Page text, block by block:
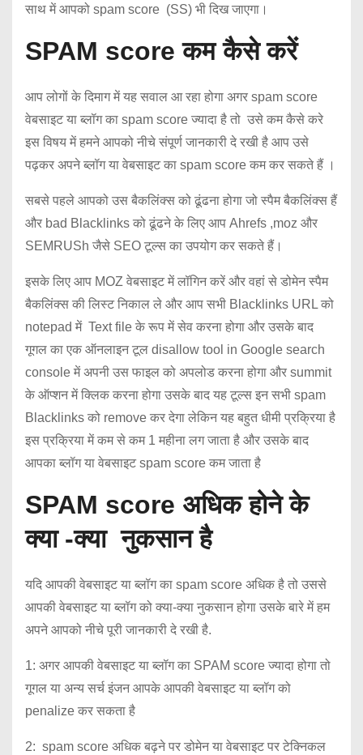
साथ में आपको spam score (SS) भी दिख जाएगा।
SPAM score कम कैसे करें
आप लोगों के दिमाग में यह सवाल आ रहा होगा अगर spam score
वेबसाइट या ब्लॉग का spam score ज्यादा है तो उसे कम कैसे करे
इस विषय में हमने आपको नीचे संपूर्ण जानकारी दे रखी है आप उसे
पढ़कर अपने ब्लॉग या वेबसाइट का spam score कम कर सकते हैं ।
सबसे पहले आपको उस बैकलिंक्स को ढूंढना होगा जो स्पैम बैकलिंक्स हैं
और bad Blacklinks को ढूंढने के लिए आप Ahrefs ,moz और
SEMRUSh जैसे SEO टूल्स का उपयोग कर सकते हैं।
इसके लिए आप MOZ वेबसाइट में लॉगिन करें और वहां से डोमेन स्पैम
बैकलिंक्स की लिस्ट निकाल ले और आप सभी Blacklinks URL को
notepad में Text file के रूप में सेव करना होगा और उसके बाद
गूगल का एक ऑनलाइन टूल disallow tool in Google search
console में अपनी उस फाइल को अपलोड करना होगा और summit
के ऑप्शन में क्लिक करना होगा उसके बाद यह टूल्स इन सभी spam
Blacklinks को remove कर देगा लेकिन यह बहुत धीमी प्रक्रिया है
इस प्रक्रिया में कम से कम 1 महीना लग जाता है और उसके बाद
आपका ब्लॉग या वेबसाइट spam score कम जाता है
SPAM score अधिक होने के
क्या -क्या नुकसान है
यदि आपकी वेबसाइट या ब्लॉग का spam score अधिक है तो उससे
आपकी वेबसाइट या ब्लॉग को क्या-क्या नुकसान होगा उसके बारे में हम
अपने आपको नीचे पूरी जानकारी दे रखी है.
1: अगर आपकी वेबसाइट या ब्लॉग का SPAM score ज्यादा होगा तो
गूगल या अन्य सर्च इंजन आपके आपकी वेबसाइट या ब्लॉग को
penalize कर सकता है
2: spam score अधिक बढ़ने पर डोमेन या वेबसाइट पर टेक्निकल